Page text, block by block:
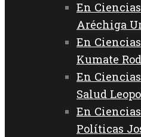
En
Aréchiga
En
Kumate
En
Salud
En
Políticas